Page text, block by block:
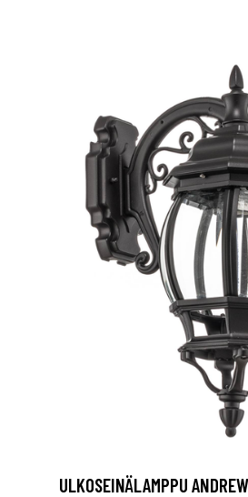
ULKOSEINÄLAMPPU